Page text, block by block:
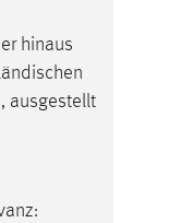
hinaus
ausgestellt